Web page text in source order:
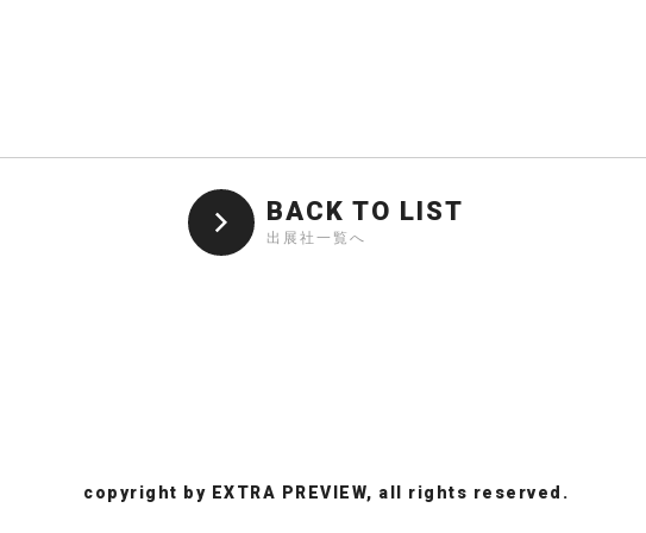
BACK TO LIST
出展社一覧へ
copyright by EXTRA PREVIEW, all rights reserved.